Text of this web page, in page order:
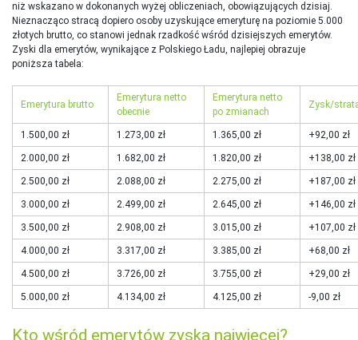
niż wskazano w dokonanych wyżej obliczeniach, obowiązujących dzisiaj.
Nieznacząco stracą dopiero osoby uzyskujące emeryturę na poziomie 5.000
złotych brutto, co stanowi jednak rzadkość wśród dzisiejszych emerytów.
Zyski dla emerytów, wynikające z Polskiego Ładu, najlepiej obrazuje
poniższa tabela:
Emerytura brutto
Emerytura netto
obecnie
Emerytura netto
po zmianach
Zysk/
1.500,00 zł 1.273,00 zł 1.365,00 zł +92,00 zł
2.000,00 zł 1.682,00 zł 1.820,00 zł +138,00 zł
2.500,00 zł 2.088,00 zł 2.275,00 zł +187,00 zł
3.000,00 zł 2.499,00 zł 2.645,00 zł +146,00 zł
3.500,00 zł 2.908,00 zł 3.015,00 zł +107,00 zł
4.000,00 zł 3.317,00 zł 3.385,00 zł +68,00 zł
4.500,00 zł 3.726,00 zł 3.755,00 zł +29,00 zł
5.000,00 zł 4.134,00 zł 4.125,00 zł -9,00 zł
Kto wśród emerytów zyska najwięcej?